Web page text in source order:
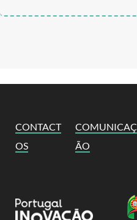
CONTACT
OS
COMUNICAÇ
ÃO